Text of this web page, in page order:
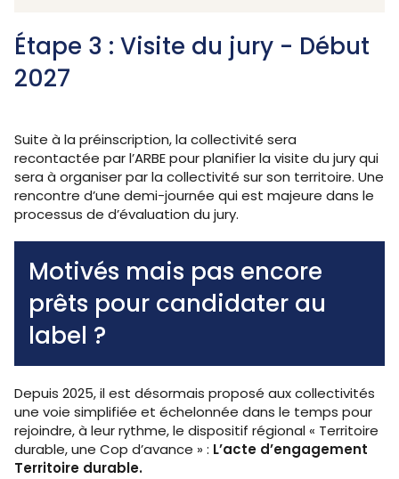
Étape 3 : Visite du jury - Début
2027
Suite à la préinscription, la collectivité sera
recontactée par l’ARBE pour planifier la visite du jury qui
sera à organiser par la collectivité sur son territoire. Une
rencontre d’une demi-journée qui est majeure dans le
processus de d’évaluation du jury.
Motivés mais pas encore
prêts pour candidater au
label ?
Depuis 2025, il est désormais proposé aux collectivités
une voie simplifiée et échelonnée dans le temps pour
rejoindre, à leur rythme, le dispositif régional « Territoire
durable, une Cop d’avance » : L’acte d’engagement
Territoire durable.